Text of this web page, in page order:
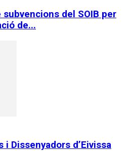
del SOIB per
de...
Dissenyadors d’Eivissa